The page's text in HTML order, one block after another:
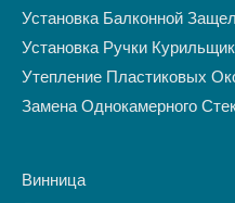
Установка Балконной
Установка Ручки
Утепление Пластиковых
Замена Однокамерного
Винница